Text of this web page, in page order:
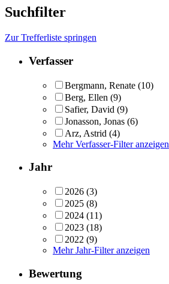
Suchfilter
Zur Trefferliste springen
Verfasser
Bergmann, Renate (10)
Berg, Ellen (9)
Safier, David (9)
Jonasson, Jonas (6)
Arz, Astrid (4)
Mehr Verfasser-Filter anzeigen
Jahr
2026 (3)
2025 (8)
2024 (11)
2023 (18)
2022 (9)
Mehr Jahr-Filter anzeigen
Bewertung